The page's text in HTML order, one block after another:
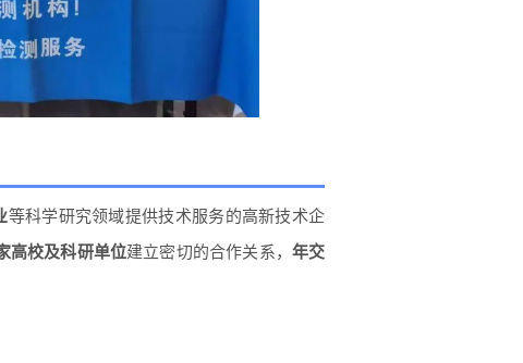
等科学研究领域提供技术服务的高新技术企
高校及科研单位建立密切的合作关系， 年交